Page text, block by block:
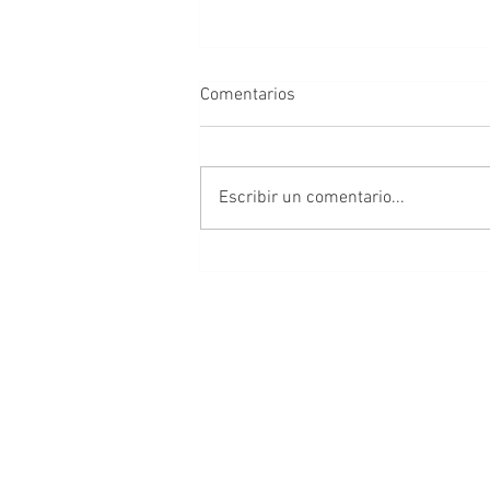
Al alcance de todos
Comentarios
Escribir un comentario...